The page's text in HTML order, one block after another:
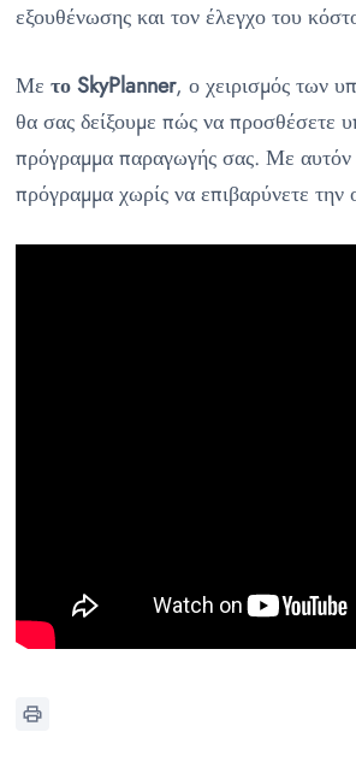
εξουθένωσης και τον έλεγχο του
Με το SkyPlanner, ο χειρισμός των
θα σας δείξουμε πώς να προσθέσετε
πρόγραμμα παραγωγής σας. Με αυτόν
πρόγραμμα χωρίς να επιβαρύνετε την